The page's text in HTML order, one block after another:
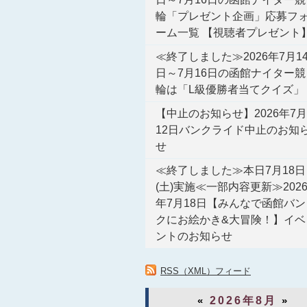
輪「プレゼント企画」応募フォ
ーム一覧 【視聴者プレゼント】
≪終了しました≫2026年7月
日～7月16日の函館ナイター競
輪は「L級優勝者当てクイズ」
【中止のお知らせ】2026年7月
12日バンクライド中止のお知
せ
≪終了しました≫本日7月18日
(土)実施≪一部内容更新≫2026
年7月18日【みんなで函館バン
クにお絵かき&大冒険！】イベ
ントのお知らせ
RSS（XML）フィード
« 2026年8月 »